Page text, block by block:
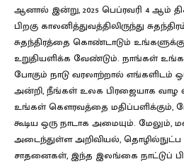
ஆனால் இன்று, 2025 பெப்ரவரி 4 ஆம்
பிறகு காலனித்துவத்திலிருந்து
சுதந்திரத்தை கொண்டாடும்
உறுதியளிக்க வேண்டும். நாங்கள்
போகும் நாடு வரலாற்றால் எங்களிடம்
அன்றி, நீங்கள் உலக பிரஜையாக வாழ
உங்கள் கௌரவத்தை மதிப்பளிக்கும்,
கூடிய ஒரு நாடாக அமையும். மேலும்,
அடைந்துள்ள அறிவியல், தொழில்நுட்ப
சாதனைகள், இந்த இலங்கை நாட்டுப்